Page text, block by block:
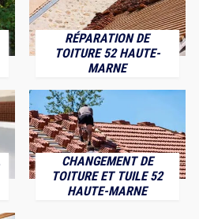
RÉPARATION DE
TOITURE 52 HAUTE-
MARNE
CHANGEMENT DE
TOITURE ET TUILE 52
HAUTE-MARNE